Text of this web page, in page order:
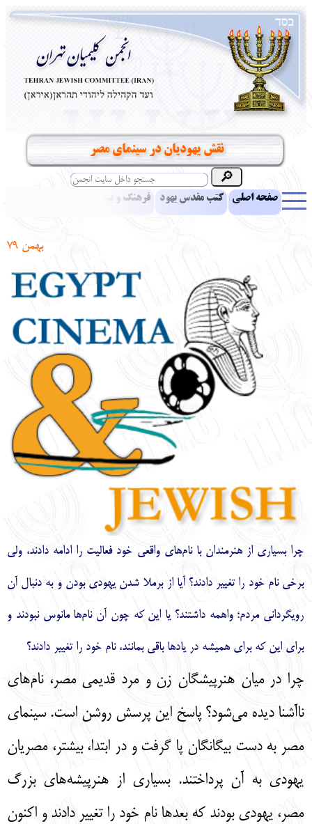
نقش يهوديان در سينماي مصر
صفحه اصلی کتب مقدس یهود فرهنگ و بینش یهود
نهاد های انجمن تماس باما پرسش و پاسخ انتقادات و پیشنهادات
English עברית
بهمن 79
چرا بسياري از هنرمندان با نام‌‌هاي واقعي خود فعاليت را ادامه دادند، ولي
برخي نام خود را تغيير دادند؟ آيا از برملا شدن يهودي بودن و به دنبال آن
رويگرداني مردم؛ واهمه داشتند؟ يا اين كه چون آن نام‌‌ها مانوس نبودند و
براي اين كه براي هميشه در يادها باقي بمانند، نام خود را تغيير دادند؟
چرا در ميان هنرپيشگان زن و مرد قديمي مصر، نام‌‌هاي
ناآشنا ديده مي‌‌شود؟ پاسخ اين پرسش روشن است. سينماي
مصر به دست بيگانگان پا گرفت و در ابتدا، بيشتر، مصريان
يهودي به آن پرداختند. بسياري از هنرپيشه‌هاي بزرگ
مصر، يهودي بودند كه بعدها نام خود را تغيير دادند و اكنون